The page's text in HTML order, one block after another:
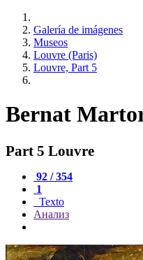
Galería de imágenes
Museos
Louvre (Paris)
Louvre, Part 5
Bernat
Part 5 Louvre
92 / 354
1
Texto
Анализ